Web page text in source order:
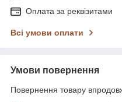
Оплата за реквізитами
Всі умови оплати
Умови повернення
Повернення товару